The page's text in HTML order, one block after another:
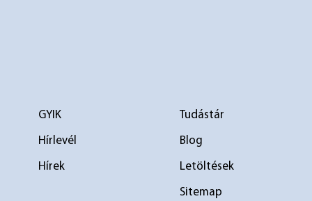
GYIK
Hírlevél
Hírek
Tudástár
Blog
Letöltések
Sitemap